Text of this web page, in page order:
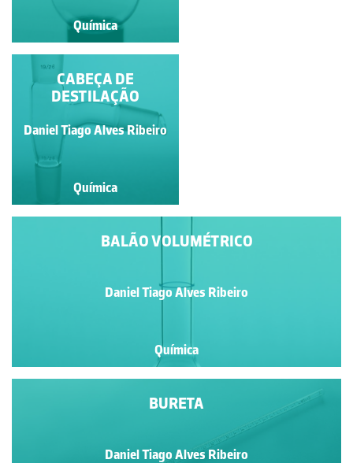
Química
Química
BALÃO EM PÊRA
Daniel Tiago Alves Ribeiro
Química
BALÃO VOLUMÉTRICO
Daniel Tiago Alves Ribeiro
Química
BURETA
Daniel Tiago Alves Ribeiro
CABEÇA DE
DESTILAÇÃO
Daniel Tiago Alves Ribeiro
Química